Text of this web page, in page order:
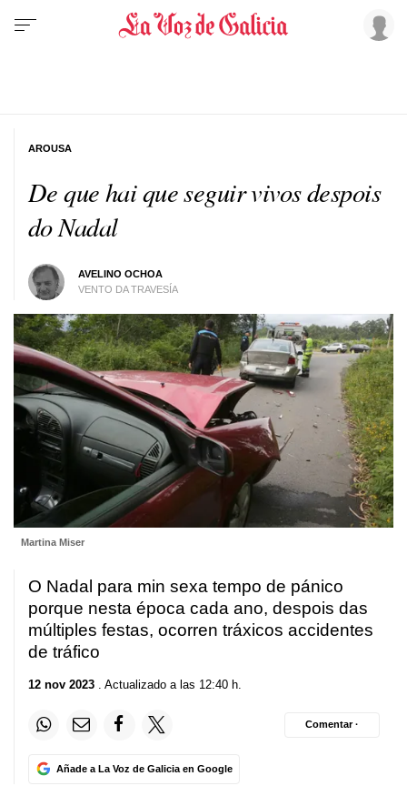
De que hai que seguir vivos despois
do Nadal
AVELINO OCHOA
VENTO DA TRAVESÍA
AROUSA
Martina Miser
O Nadal para min sexa tempo de pánico
porque nesta época cada ano, despois das
múltiples festas, ocorren tráxicos accidentes
de tráfico
12 nov 2023 . Actualizado a las 12:40 h.
Añade a La Voz de Galicia en Google
Comentar ·